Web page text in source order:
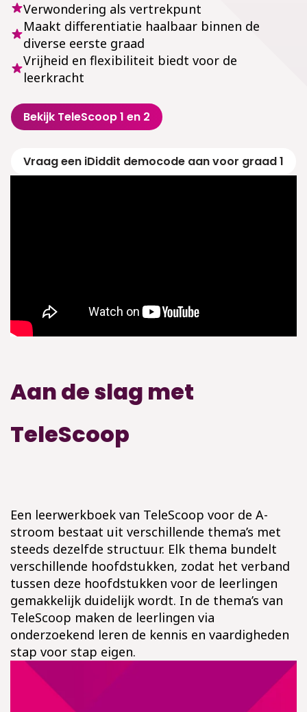
Verwondering als vertrekpunt
Maakt differentiatie haalbaar binnen de
diverse eerste graad
Vrijheid en flexibiliteit biedt voor de
leerkracht
Bekijk TeleScoop 1 en 2
Vraag een iDiddit democode aan voor graad 1
Aan de slag met
TeleScoop
Een leerwerkboek van TeleScoop voor de A-
stroom bestaat uit verschillende thema’s met
steeds dezelfde structuur. Elk thema bundelt
verschillende hoofdstukken, zodat het verband
tussen deze hoofdstukken voor de leerlingen
gemakkelijk duidelijk wordt. In de thema’s van
TeleScoop maken de leerlingen via
onderzoekend leren de kennis en vaardigheden
stap voor stap eigen.